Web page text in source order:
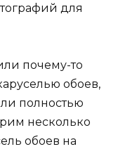
для
почему-то
обоев,
полностью
несколько
обоев на